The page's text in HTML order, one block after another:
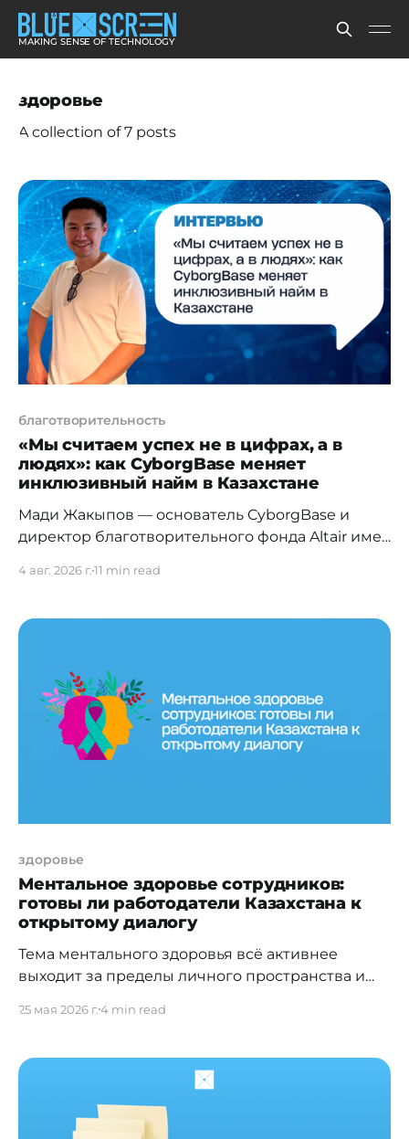
MAKING SENSE OF TECHNOLOGY
здоровье
A collection of 7 posts
благотворительность
«Мы считаем успех не в цифрах, а в
людях»: как CyborgBase меняет
инклюзивный найм в Казахстане
Мади Жакыпов — основатель CyborgBase и
директор благотворительного фонда Altair име
делает наём человечнее, и о том, почему
он называет киборгами. Мади,
CyborgBase сегодня — это уже не просто
технологический стартап,
4 авг. 2026 г.11 min read
здоровье
Ментальное здоровье сотрудников:
готовы ли работодатели Казахстана к
открытому диалогу
Тема ментального здоровья всё активнее
выходит за пределы личного пространства и
Работодатели всё чаще говорят о благополучии
поддержке внутри команд. Вместе с этим
растёт число соискателей, для которых
психологическая безопасность и отношение
компании к ментальному состоянию
25 мая 2026 г.4 min read